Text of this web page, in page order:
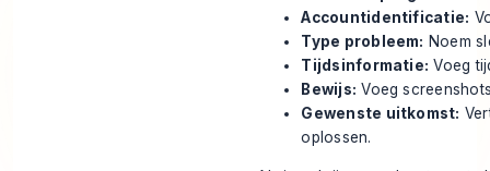
Accountidentificatie:
Type probleem: Noem
Tijdsinformatie: Voeg
Bewijs: Voeg
Gewenste uitkomst:
oplossen.